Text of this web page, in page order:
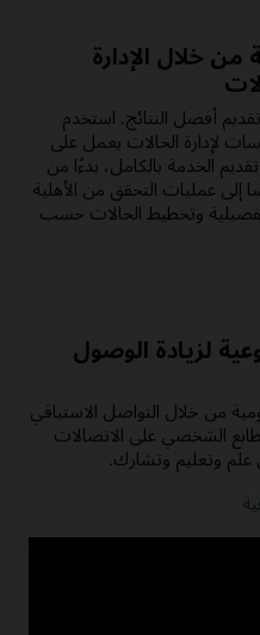
من خلال الإدارة
أفضل النتائج. استخدم
لإدارة الحالات يعمل على
الخدمة بالكامل، بدءًا من
إلى عمليات التحقق من الأهلية
وتخطيط الحالات حسب
لزيادة الوصول
من خلال التواصل الاستباقي
الشخصي على الاتصالات
علم وتعليم وتشارك.